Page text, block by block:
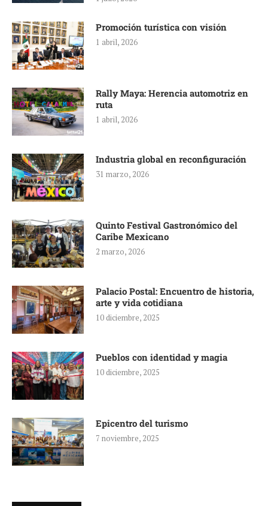
Promoción turística con visión
1 abril, 2026
Rally Maya: Herencia automotriz en
ruta
1 abril, 2026
Industria global en reconfiguración
31 marzo, 2026
Quinto Festival Gastronómico del
Caribe Mexicano
2 marzo, 2026
Palacio Postal: Encuentro de historia,
arte y vida cotidiana
10 diciembre, 2025
Pueblos con identidad y magia
10 diciembre, 2025
Epicentro del turismo
7 noviembre, 2025